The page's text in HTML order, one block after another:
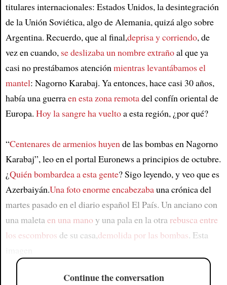
Article
titulares internacionales: Estados Unidos, la desintegración
de la Unión Soviética, algo de Alemania, quizá algo sobre
Argentina. Recuerdo, que al final,deprisa y corriendo, de
vez en cuando, se deslizaba un nombre extrañoal que ya
casi no prestábamos atenciónmientras levantábamos el
mantel: Nagorno Karabaj. Ya entonces, hace casi 30 años,
había una guerraen esta zona remotadel confín oriental de
Europa. Hoy la sangre ha vueltoa esta región, ¿por qué?
“Centenares de armenios huyende las bombas en Nagorno
Karabaj”, leo en el portal Euronews a principios de octubre.
¿Quién bombardea a esta gente? Sigo leyendo, y veo que es
Azerbaiyán.Una foto enorme encabezabauna crónica del
martes pasado en el diario español El País. Un anciano con
una maletaen una mano y una pala en la otra rebusca entre
los escombros de su casa,demolida por las bombas. Esta
Continue the conversation